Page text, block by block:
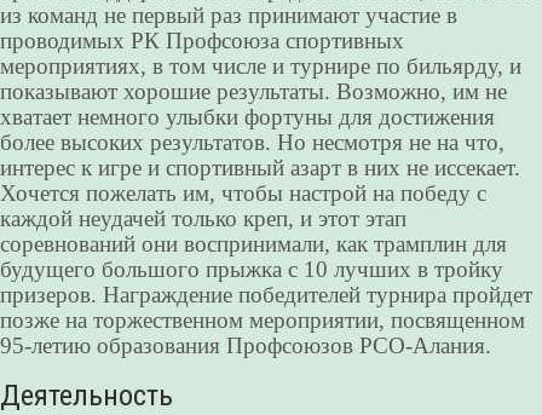
из команд не первый раз принимают участие в
проводимых РК Профсоюза спортивных
мероприятиях, в том числе и турнире по бильярду, и
показывают хорошие результаты. Возможно, им не
хватает немного улыбки фортуны для достижения
более высоких результатов. Но несмотря не на что,
интерес к игре и спортивный азарт в них не иссекает.
Хочется пожелать им, чтобы настрой на победу с
каждой неудачей только креп, и этот этап
соревнований они воспринимали, как трамплин для
будущего большого прыжка с 10 лучших в тройку
призеров. Награждение победителей турнира пройдет
позже на торжественном мероприятии, посвященном
95-летию образования Профсоюзов РСО-Алания.
Деятельность